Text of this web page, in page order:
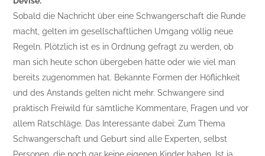
Sobald die Nachricht über eine Schwangerschaft die Runde
macht, gelten im gesellschaftlichen Umgang völlig neue
Regeln. Plötzlich ist es in Ordnung gefragt zu werden, ob
man sich heute schon übergeben hätte oder wie viel man
bereits zugenommen hat. Bekannte Formen der Höflichkeit
und des Anstands gelten nicht mehr. Schwangere sind
praktisch Freiwild für sämtliche Kommentare, Fragen und vor
allem Ratschläge. Das Interessante dabei: Zum Thema
Schwangerschaft und Geburt sind alle Experten, selbst